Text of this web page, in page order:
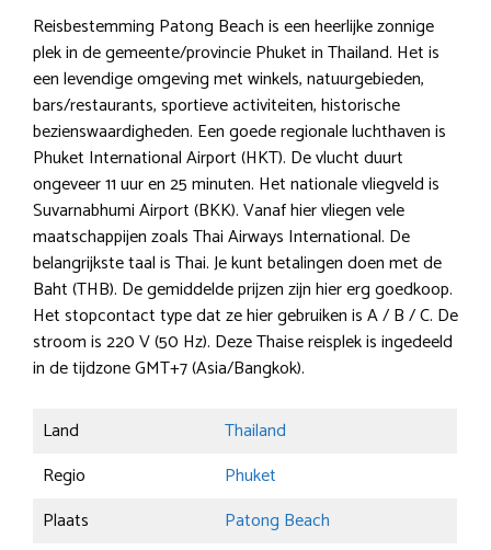
Reisbestemming Patong Beach is een heerlijke zonnige
plek in de gemeente/provincie Phuket in Thailand. Het is
een levendige omgeving met winkels, natuurgebieden,
bars/restaurants, sportieve activiteiten, historische
bezienswaardigheden. Een goede regionale luchthaven is
Phuket International Airport (HKT). De vlucht duurt
ongeveer 11 uur en 25 minuten. Het nationale vliegveld is
Suvarnabhumi Airport (BKK). Vanaf hier vliegen vele
maatschappijen zoals Thai Airways International. De
belangrijkste taal is Thai. Je kunt betalingen doen met de
Baht (THB). De gemiddelde prijzen zijn hier erg goedkoop.
Het stopcontact type dat ze hier gebruiken is A / B / C. De
stroom is 220 V (50 Hz). Deze Thaise reisplek is ingedeeld
in de tijdzone GMT+7 (Asia/Bangkok).
Land
Thailand
Regio
Phuket
Plaats
Patong Beach